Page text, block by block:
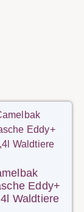
Eddy+
Waldtiere